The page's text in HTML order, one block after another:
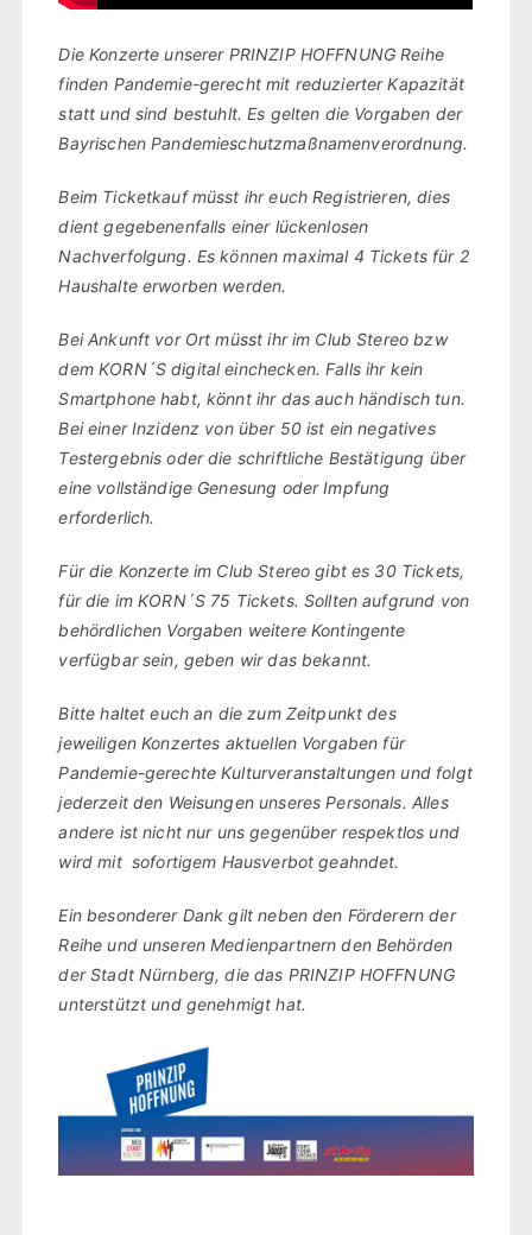
Die Konzerte unserer PRINZIP HOFFNUNG Reihe
finden Pandemie-gerecht mit reduzierter Kapazität
statt und sind bestuhlt. Es gelten die Vorgaben der
Bayrischen Pandemieschutzmaßnamenverordnung.
Beim Ticketkauf müsst ihr euch Registrieren, dies
dient gegebenenfalls einer lückenlosen
Nachverfolgung. Es können maximal 4 Tickets für 2
Haushalte erworben werden.
Bei Ankunft vor Ort müsst ihr im Club Stereo bzw
dem KORN´S digital einchecken. Falls ihr kein
Smartphone habt, könnt ihr das auch händisch tun.
Bei einer Inzidenz von über 50 ist ein negatives
Testergebnis oder die schriftliche Bestätigung über
eine vollständige Genesung oder Impfung
erforderlich.
Für die Konzerte im Club Stereo gibt es 30 Tickets,
für die im KORN´S 75 Tickets. Sollten aufgrund von
behördlichen Vorgaben weitere Kontingente
verfügbar sein, geben wir das bekannt.
Bitte haltet euch an die zum Zeitpunkt des
jeweiligen Konzertes aktuellen Vorgaben für
Pandemie-gerechte Kulturveranstaltungen und folgt
jederzeit den Weisungen unseres Personals. Alles
andere ist nicht nur uns gegenüber respektlos und
wird mit sofortigem Hausverbot geahndet.
Ein besonderer Dank gilt neben den Förderern der
Reihe und unseren Medienpartnern den Behörden
der Stadt Nürnberg, die das PRINZIP HOFFNUNG
unterstützt und genehmigt hat.